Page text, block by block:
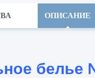
ОПИСАНИЕ
белье